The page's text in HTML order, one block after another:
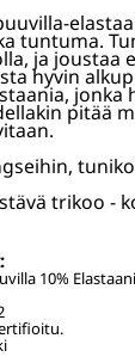
tuntuma.
ja joustaa
hyvin
pitää
trikoo -
10% Elastaani